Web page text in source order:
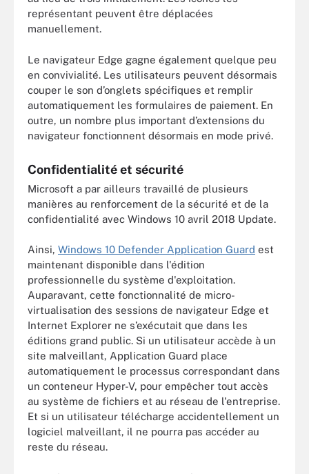
représentant peuvent être déplacées
manuellement.
Le navigateur Edge gagne également quelque peu
en convivialité. Les utilisateurs peuvent désormais
couper le son d’onglets spécifiques et remplir
automatiquement les formulaires de paiement. En
outre, un nombre plus important d’extensions du
navigateur fonctionnent désormais en mode privé.
Confidentialité et sécurité
Microsoft a par ailleurs travaillé de plusieurs
manières au renforcement de la sécurité et de la
confidentialité avec Windows 10 avril 2018 Update.
Ainsi, Windows 10 Defender Application Guard est
maintenant disponible dans l'édition
professionnelle du système d'exploitation.
Auparavant, cette fonctionnalité de micro-
virtualisation des sessions de navigateur Edge et
Internet Explorer ne s’exécutait que dans les
éditions grand public. Si un utilisateur accède à un
site malveillant, Application Guard place
automatiquement le processus correspondant dans
un conteneur Hyper-V, pour empêcher tout accès
au système de fichiers et au réseau de l'entreprise.
Et si un utilisateur télécharge accidentellement un
logiciel malveillant, il ne pourra pas accéder au
reste du réseau.